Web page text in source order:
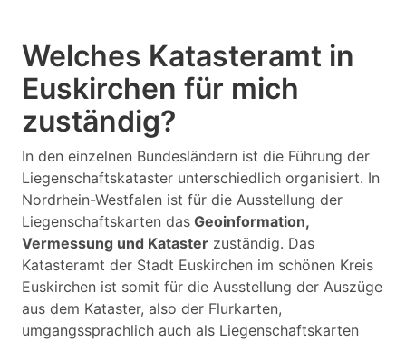
Welches Katasteramt in
Euskirchen für mich
zuständig?
In den einzelnen Bundesländern ist die Führung der
Liegenschaftskataster unterschiedlich organisiert. In
Nordrhein-Westfalen ist für die Ausstellung der
Liegenschaftskarten das Geoinformation,
Vermessung und Kataster zuständig. Das
Katasteramt der Stadt Euskirchen im schönen Kreis
Euskirchen ist somit für die Ausstellung der Auszüge
aus dem Kataster, also der Flurkarten,
umgangssprachlich auch als Liegenschaftskarten